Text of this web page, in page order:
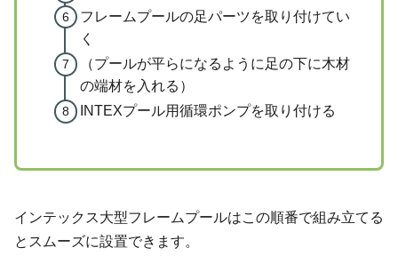
フレームプールの足パーツを取り付けてい
く
（プールが平らになるように足の下に木材
の端材を入れる）
INTEXプール用循環ポンプを取り付ける
インテックス大型フレームプールはこの順番で組み立てる
とスムーズに設置できます。